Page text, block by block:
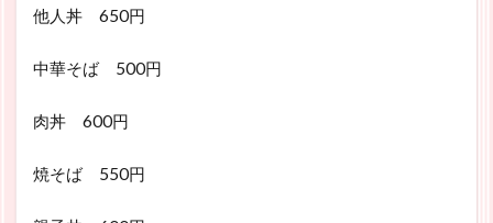
他人丼 650円
中華そば 500円
肉丼 600円
焼そば 550円